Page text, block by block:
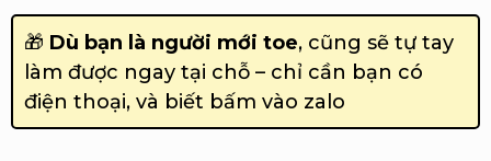
🎁 Dù bạn là người mới toe, cũng sẽ tự tay
làm được ngay tại chỗ – chỉ cần bạn có
điện thoại, và biết bấm vào zalo